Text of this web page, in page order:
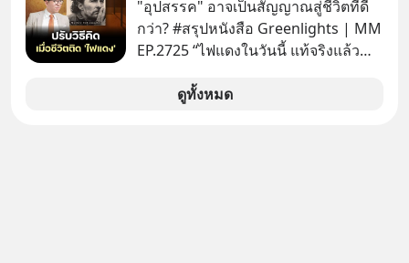
ล้านครั้งแล้ว
"อุปสรรค" อาจเป็นสัญญาณสู่ชีวิตที่ดี
กว่า? #สรุปหนังสือ Greenlights | MM
EP.2725 “ไฟแดงในวันนี้ แท้จริงแล้ว
เปลี่ยนสี” McConaughey ดาราดาวรุ่ง
ดูทั้งหมด